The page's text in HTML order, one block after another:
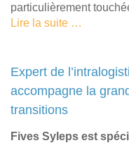
particulièrement
Lire la suite …
Expert de
accompagne la
transitions
Fives Syleps est